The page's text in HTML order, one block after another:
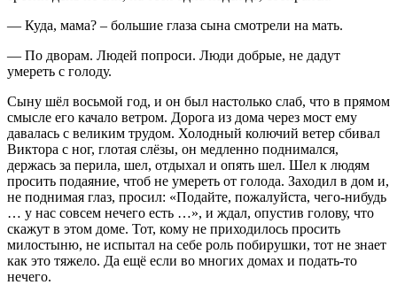
— Куда, мама? – большие глаза сына смотрели на мать.
— По дворам. Людей попроси. Люди добрые, не дадут
умереть с голоду.
Сыну шёл восьмой год, и он был настолько слаб, что в прямом
смысле его качало ветром. Дорога из дома через мост ему
давалась с великим трудом. Холодный колючий ветер сбивал
Виктора с ног, глотая слёзы, он медленно поднимался,
держась за перила, шел, отдыхал и опять шел. Шел к людям
просить подаяние, чтоб не умереть от голода. Заходил в дом и,
не поднимая глаз, просил: «Подайте, пожалуйста, чего-нибудь
… у нас совсем нечего есть …», и ждал, опустив голову, что
скажут в этом доме. Тот, кому не приходилось просить
милостыню, не испытал на себе роль побирушки, тот не знает
как это тяжело. Да ещё если во многих домах и подать-то
нечего.